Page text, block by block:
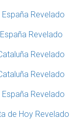
Revelado
Revelado
Revelado
Revelado
Revelado
de Hoy Revelado